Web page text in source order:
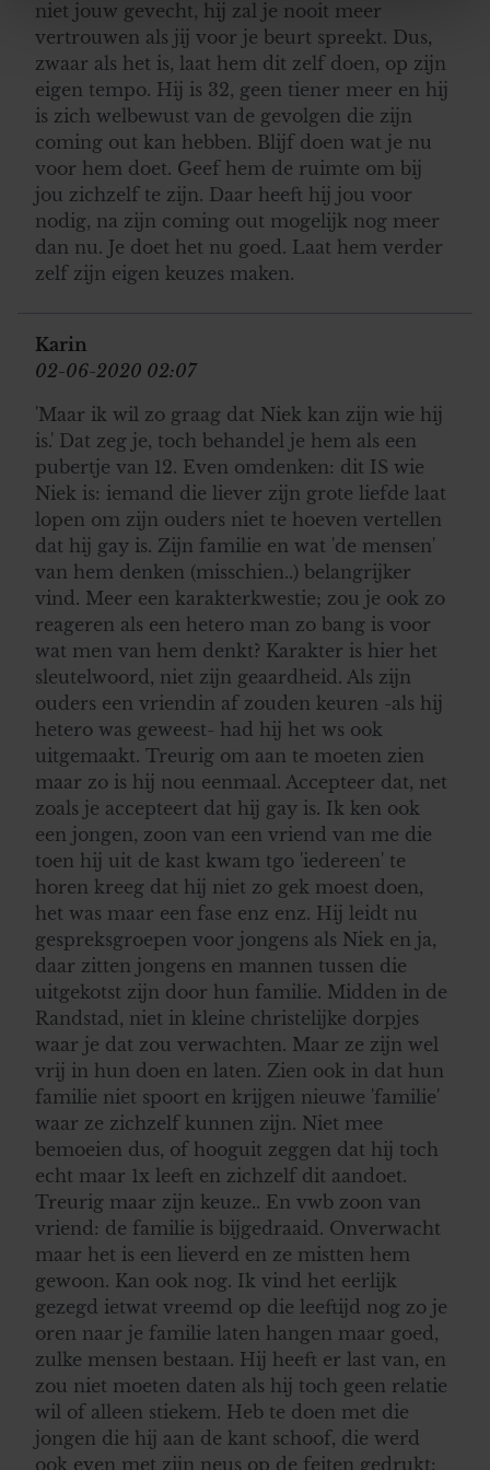
We gebruiken cookies om content en advertenties te
personaliseren, om functies voor social media te bieden
en om ons websiteverkeer te analyseren. Ook delen we
informatie over uw gebruik van onze site met onze
partners voor social media, adverteren en analyse. Deze
partners kunnen deze gegevens combineren met andere
informatie die u aan ze heeft verstrekt of die ze hebben
verzameld op basis van uw gebruik van hun services. U
gaat akkoord met onze cookies als u onze website blijft
gebruiken.
niet jouw gevecht, hij zal je nooit meer
vertrouwen als jij voor je beurt spreekt. Dus,
zwaar als het is, laat hem dit zelf doen, op zijn
eigen tempo. Hij is 32, geen tiener meer en hij
is zich welbewust van de gevolgen die zijn
coming out kan hebben. Blijf doen wat je nu
voor hem doet. Geef hem de ruimte om bij
jou zichzelf te zijn. Daar heeft hij jou voor
nodig, na zijn coming out mogelijk nog meer
dan nu. Je doet het nu goed. Laat hem verder
zelf zijn eigen keuzes maken.
Karin
02-06-2020 02:07
'Maar ik wil zo graag dat Niek kan zijn wie hij
is.' Dat zeg je, toch behandel je hem als een
pubertje van 12. Even omdenken: dit IS wie
Niek is: iemand die liever zijn grote liefde laat
lopen om zijn ouders niet te hoeven vertellen
dat hij gay is. Zijn familie en wat 'de mensen'
van hem denken (misschien..) belangrijker
vind. Meer een karakterkwestie; zou je ook zo
reageren als een hetero man zo bang is voor
wat men van hem denkt? Karakter is hier het
sleutelwoord, niet zijn geaardheid. Als zijn
ouders een vriendin af zouden keuren -als hij
hetero was geweest- had hij het ws ook
uitgemaakt. Treurig om aan te moeten zien
maar zo is hij nou eenmaal. Accepteer dat, net
zoals je accepteert dat hij gay is. Ik ken ook
een jongen, zoon van een vriend van me die
toen hij uit de kast kwam tgo 'iedereen' te
horen kreeg dat hij niet zo gek moest doen,
het was maar een fase enz enz. Hij leidt nu
gespreksgroepen voor jongens als Niek en ja,
daar zitten jongens en mannen tussen die
uitgekotst zijn door hun familie. Midden in de
Randstad, niet in kleine christelijke dorpjes
waar je dat zou verwachten. Maar ze zijn wel
vrij in hun doen en laten. Zien ook in dat hun
familie niet spoort en krijgen nieuwe 'familie'
waar ze zichzelf kunnen zijn. Niet mee
bemoeien dus, of hooguit zeggen dat hij toch
echt maar 1x leeft en zichzelf dit aandoet.
Treurig maar zijn keuze.. En vwb zoon van
vriend: de familie is bijgedraaid. Onverwacht
maar het is een lieverd en ze mistten hem
gewoon. Kan ook nog. Ik vind het eerlijk
gezegd ietwat vreemd op die leeftijd nog zo je
oren naar je familie laten hangen maar goed,
zulke mensen bestaan. Hij heeft er last van, en
zou niet moeten daten als hij toch geen relatie
wil of alleen stiekem. Heb te doen met die
jongen die hij aan de kant schoof, die werd
ook even met zijn neus op de feiten gedrukt: